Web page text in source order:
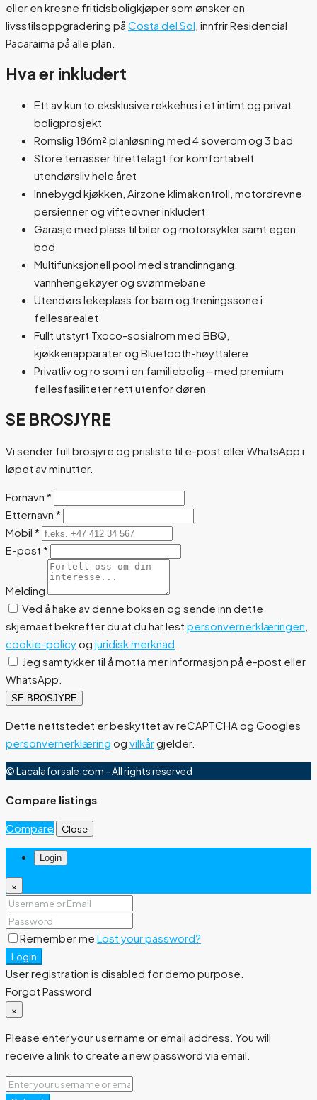
eller en kresne fritidsboligkjøper som ønsker en
livsstilsoppgradering på Costa del Sol , innfrir Residencial
Pacaraima på alle plan.
Hva er inkludert
Ett av kun to eksklusive rekkehus i et intimt og privat
boligprosjekt
Romslig 186m² planløsning med 4 soverom og 3 bad
Store terrasser tilrettelagt for komfortabelt
utendørsliv hele året
Innebygd kjøkken, Airzone klimakontroll, motordrevne
persienner og vifteovner inkludert
Garasje med plass til biler og motorsykler samt egen
bod
Multifunksjonell pool med strandinngang,
vannhengekøyer og svømmebane
Utendørs lekeplass for barn og treningssone i
fellesarealet
Fullt utstyrt Txoco-sosialrom med BBQ,
kjøkkenapparater og Bluetooth-høyttalere
Privatliv og ro som i en familiebolig – med premium
fellesfasiliteter rett utenfor døren
SE BROSJYRE
Vi sender full brosjyre og prisliste til e-post eller WhatsApp i
løpet av minutter.
Fornavn *
Etternavn *
Mobil *
E-post *
Melding
Ved å hake av denne boksen og sende inn dette
skjemaet bekrefter du at du har lest personvernerklæringen
cookie-policyog juridisk merknad
Jeg samtykker til å motta mer informasjon på e-post eller
WhatsApp.
SE BROSJYRE
Dette nettstedet er beskyttet av reCAPTCHA og Googles
personvernerklæring og vilkårgjelder.
© Lacalaforsale.com - All rights reserved
Compare listings
Compare Close
Login
×
Remember me Lost your password?
Login
User registration is disabled for demo purpose.
Forgot Password
×
Please enter your username or email address. You will
receive a link to create a new password via email.